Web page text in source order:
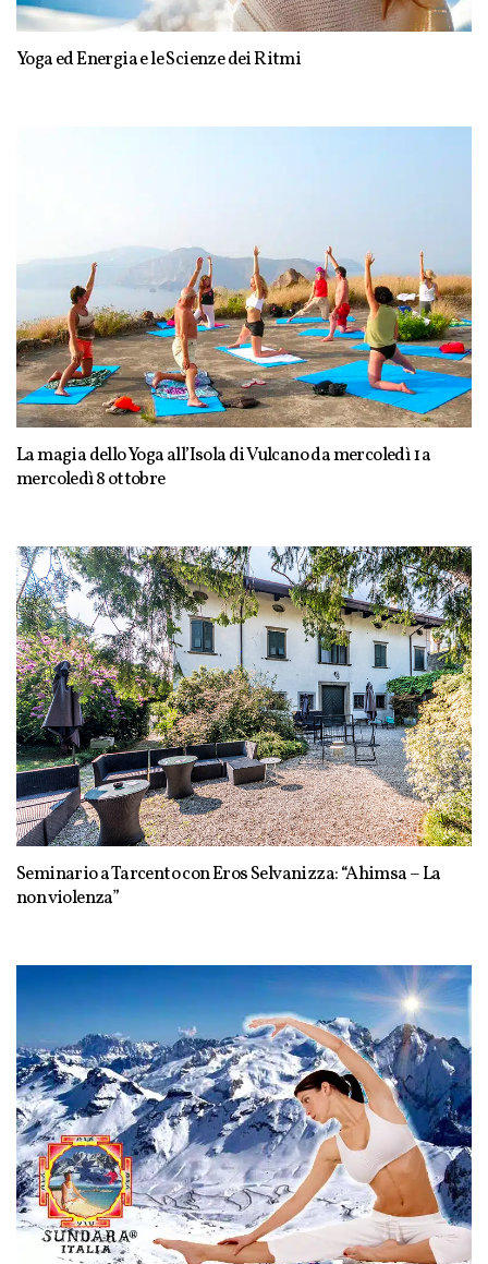
Yoga ed Energia e le Scienze dei Ritmi
La magia dello Yoga all’Isola di Vulcano da mercoledì 1 a
mercoledì 8 ottobre
Seminario a Tarcento con Eros Selvanizza: “Ahimsa – La
non violenza”